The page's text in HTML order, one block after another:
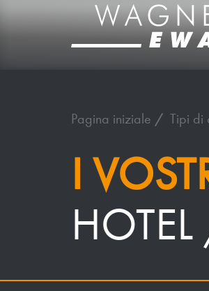
Pagina iniziale Tipi di
I